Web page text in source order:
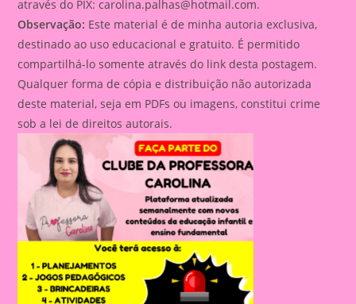
através do PIX:carolina.palhas@hotmail.com.
Observação: Este material é de minha autoria exclusiva,
destinado ao uso educacional e gratuito. É permitido
compartilhá-lo somente através do link desta postagem.
Qualquer forma de cópia e distribuição não autorizada
deste material, seja em PDFs ou imagens, constitui crime
sob a lei de direitos autorais.